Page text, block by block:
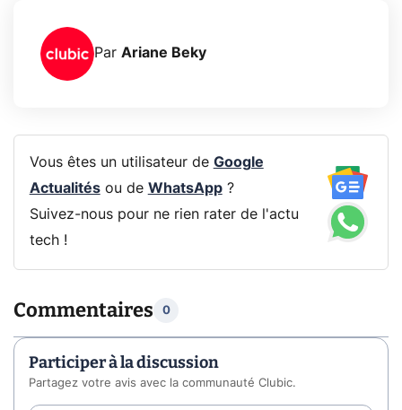
Par Ariane Beky
Vous êtes un utilisateur de Google
Actualitésou de WhatsApp?
Suivez-nous pour ne rien rater de l'actu
tech !
Commentaires 0
Participer à la discussion
Partagez votre avis avec la communauté Clubic.